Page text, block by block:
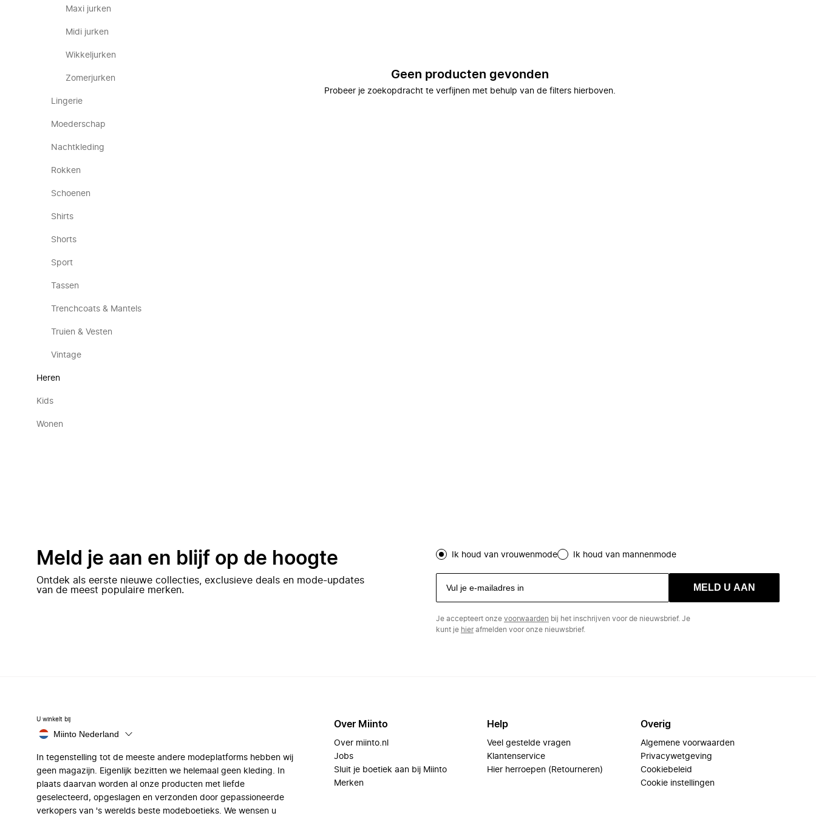
Maxi jurken
Midi jurken
Wikkeljurken
Zomerjurken
Lingerie
Moederschap
Nachtkleding
Rokken
Schoenen
Shirts
Shorts
Sport
Tassen
Trenchcoats & Mantels
Truien & Vesten
Vintage
Heren
Kids
Wonen
Geen producten gevonden
Probeer je zoekopdracht te verfijnen met behulp van de filters hierboven.
Meld je aan en blijf op de hoogte
Ontdek als eerste nieuwe collecties, exclusieve deals en mode-updates
van de meest populaire merken.
Ik houd van vrouwenmode Ik houd van mannenmode
MELD U AAN
Je accepteert onze voorwaarden bij het inschrijven voor de nieuwsbrief. Je
kunt je hierafmelden voor onze nieuwsbrief.
U winkelt bij
Miinto Nederland
In tegenstelling tot de meeste andere modeplatforms hebben wij
geen magazijn. Eigenlijk bezitten we helemaal geen kleding. In
plaats daarvan worden al onze producten met liefde
geselecteerd, opgeslagen en verzonden door gepassioneerde
verkopers van 's werelds beste modeboetieks. We wensen u
Over Miinto
Over miinto.nl
Jobs
Sluit je boetiek aan bij Miinto
Merken
Help
Veel gestelde vragen
Klantenservice
Hier herroepen (Retourneren)
Overig
Algemene voorwaarden
Privacywetgeving
Cookiebeleid
Cookie instellingen